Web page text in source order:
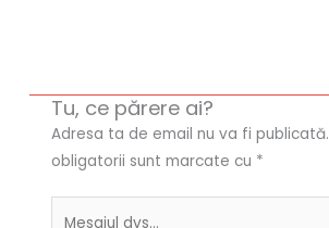
Tu, ce părere ai?
Adresa ta de email nu va fi publicată.
obligatorii sunt marcate cu *